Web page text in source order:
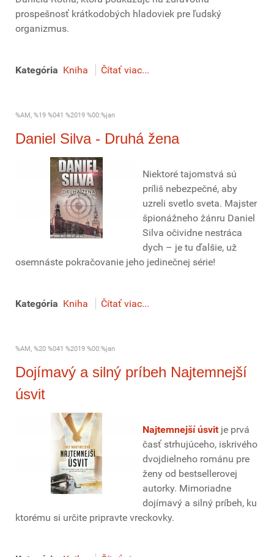
prospešnosť krátkodobých hladoviek pre ľudský
organizmus.
Kategória Kniha Čítať viac...
%AM, %19 %041 %2019 %00:%jan
Daniel Silva - Druhá žena
Niektoré tajomstvá sú
príliš nebezpečné, aby
uzreli svetlo sveta. Majster
špionážneho žánru Daniel
Silva očividne nestráca
dych – je tu ďalšie, už
osemnáste pokračovanie jeho jedinečnej série!
Kategória Kniha Čítať viac...
%AM, %20 %041 %2019 %00:%jan
Dojímavý a silný príbeh Najtemnejší
úsvit
Najtemnejší úsvit je prvá
časť strhujúceho, iskrivého
dvojdielneho románu pre
ženy od bestsellerovej
autorky. Mimoriadne
dojímavý a silný príbeh, ku
ktorému si určite pripravte vreckovky.